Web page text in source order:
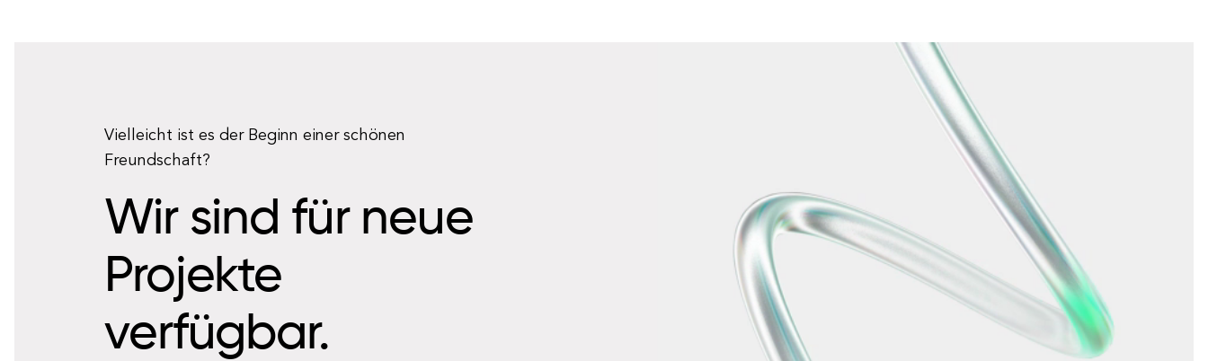
Vielleicht ist es der Beginn einer schönen
Freundschaft?
Wir sind für neue
Projekte
verfügbar.